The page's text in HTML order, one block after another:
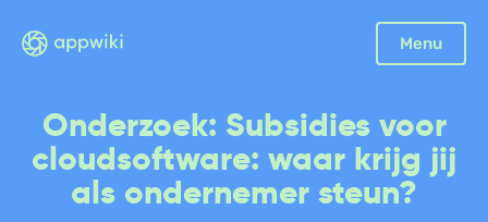
Menu
Sluiten
Facturatie
Aangifte
Bonnetjes
Onderzoek: Subsidies voor
cloudsoftware: waar krijg jij
als ondernemer steun?